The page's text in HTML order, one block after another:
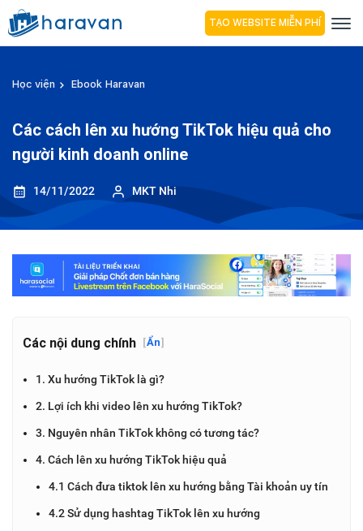
TẠO WEBSITE MIỄN PHÍ
Học viện Ebook Haravan
Các cách lên xu hướng TikTok hiệu quả cho
người kinh doanh online
14/11/2022 MKT Nhi
Các nội dung chính [Ẩn]
1. Xu hướng TikTok là gì?
2. Lợi ích khi video lên xu hướng TikTok?
3. Nguyên nhân TikTok không có tương tác?
4. Cách lên xu hướng TikTok hiệu quả
4.1 Cách đưa tiktok lên xu hướng bằng Tài khoản uy tín
4.2 Sử dụng hashtag TikTok lên xu hướng